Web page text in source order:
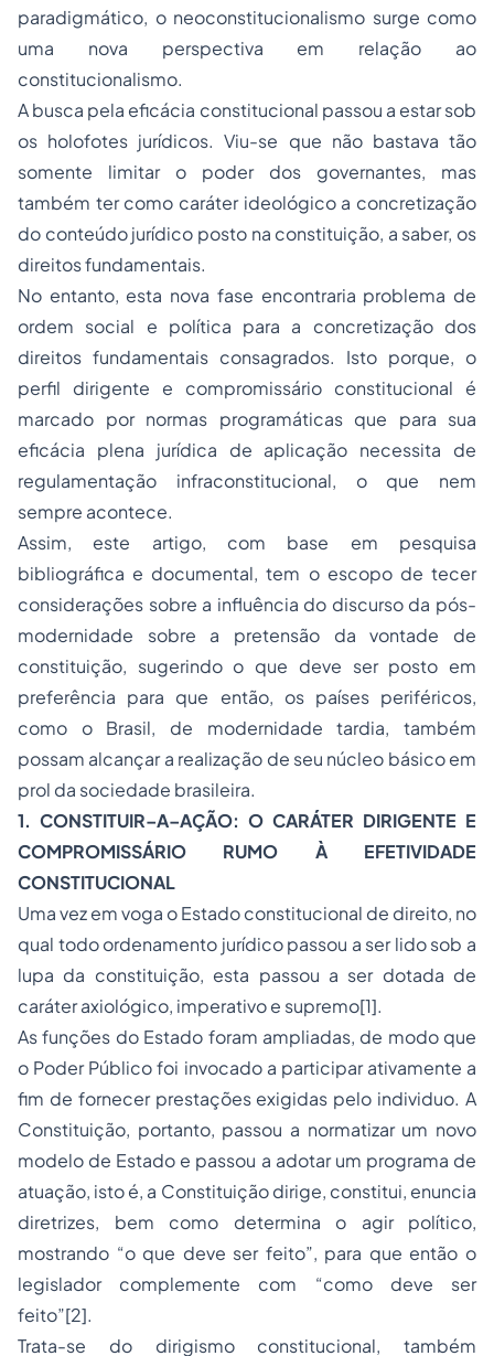
paradigmático, o neoconstitucionalismo surge como
uma nova perspectiva em relação ao
constitucionalismo.
A busca pela eficácia constitucional passou a estar sob
os holofotes jurídicos. Viu-se que não bastava tão
somente limitar o poder dos governantes, mas
também ter como caráter ideológico a concretização
do conteúdo jurídico posto na constituição, a saber, os
direitos fundamentais.
No entanto, esta nova fase encontraria problema de
ordem social e política para a concretização dos
direitos fundamentais consagrados. Isto porque, o
perfil dirigente e compromissário constitucional é
marcado por normas programáticas que para sua
eficácia plena jurídica de aplicação necessita de
regulamentação infraconstitucional, o que nem
sempre acontece.
Assim, este artigo, com base em pesquisa
bibliográfica e documental, tem o escopo de tecer
considerações sobre a influência do discurso da pós-
modernidade sobre a pretensão da vontade de
constituição, sugerindo o que deve ser posto em
preferência para que então, os países periféricos,
como o Brasil, de modernidade tardia, também
possam alcançar a realização de seu núcleo básico em
prol da sociedade brasileira.
1. CONSTITUIR–A–AÇÃO: O CARÁTER DIRIGENTE E
COMPROMISSÁRIO RUMO À EFETIVIDADE
CONSTITUCIONAL
Uma vez em voga o Estado constitucional de direito, no
qual todo ordenamento jurídico passou a ser lido sob a
lupa da constituição, esta passou a ser dotada de
caráter axiológico, imperativo e supremo[1].
As funções do Estado foram ampliadas, de modo que
o Poder Público foi invocado a participar ativamente a
fim de fornecer prestações exigidas pelo individuo. A
Constituição, portanto, passou a normatizar um novo
modelo de Estado e passou a adotar um programa de
atuação, isto é, a Constituição dirige, constitui, enuncia
diretrizes, bem como determina o agir político,
mostrando “o que deve ser feito”, para que então o
legislador complemente com “como deve ser
feito”[2].
Trata-se do dirigismo constitucional, também